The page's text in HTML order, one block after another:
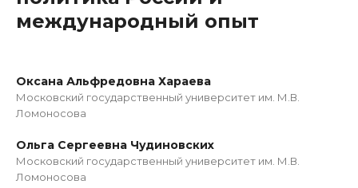
международный опыт
Оксана Альфредовна Хараева
Московский государственный университет им. М.В.
Ломоносова
Ольга Сергеевна Чудиновских
Московский государственный университет им. М.В.
Ломоносова